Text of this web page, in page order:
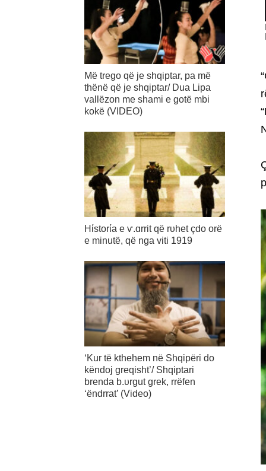
Më trego që je shqiptar, pa më
thënë që je shqiptar/ Dua Lipa
vallëzon me shami e gotë mbi
kokë (VIDEO)
Hίstorίa e ѵ.ɑrrit që rυhet çdo orë
e minutë, që nga viti 1919
‘Kur të kthehem në Shqipëri do
këndoj greqisht’/ Shqiptari
brenda b.υrgut grek, rrëfen
‘ëndrrat’ (Video)